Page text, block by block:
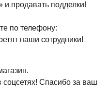
и продавать подделки!
по телефону:
наши сотрудники!
Спасибо за ваш